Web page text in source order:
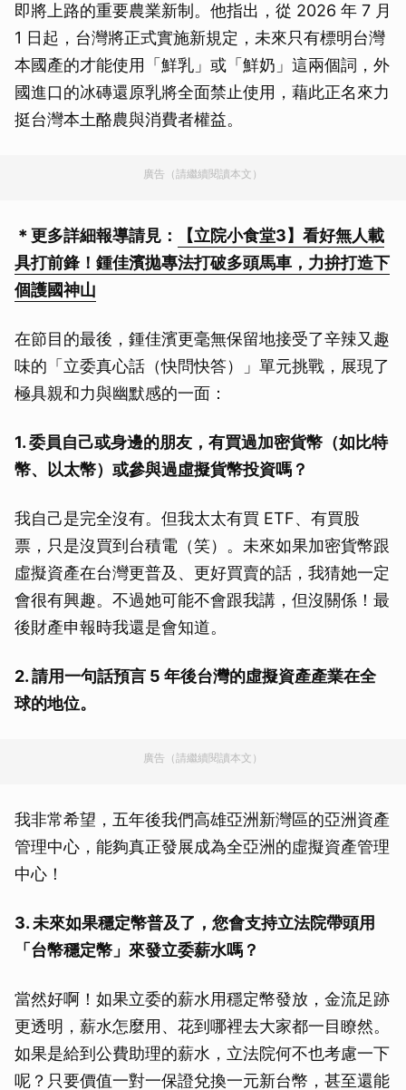
即將上路的重要農業新制。他指出，從 2026 年 7 月
1 日起，台灣將正式實施新規定，未來只有標明台灣
本國產的才能使用「鮮乳」或「鮮奶」這兩個詞，外
國進口的冰磚還原乳將全面禁止使用，藉此正名來力
挺台灣本土酪農與消費者權益。
廣告（請繼續閱讀本文）
＊更多詳細報導請見：
【立院小食堂3】看好無人載
具打前鋒！鍾佳濱拋專法打破多頭馬車，力拚打造下
個護國神山
在節目的最後，鍾佳濱更毫無保留地接受了辛辣又趣
味的「立委真心話（快問快答）」單元挑戰，展現了
極具親和力與幽默感的一面：
1. 委員自己或身邊的朋友，有買過加密貨幣（如比特
幣、以太幣）或參與過虛擬貨幣投資嗎？
我自己是完全沒有。但我太太有買 ETF、有買股
票，只是沒買到台積電（笑）。未來如果加密貨幣跟
虛擬資產在台灣更普及、更好買賣的話，我猜她一定
會很有興趣。不過她可能不會跟我講，但沒關係！最
後財產申報時我還是會知道。
2. 請用一句話預言 5 年後台灣的虛擬資產產業在全
球的地位。
廣告（請繼續閱讀本文）
我非常希望，五年後我們高雄亞洲新灣區的亞洲資產
管理中心，能夠真正發展成為全亞洲的虛擬資產管理
中心！
3. 未來如果穩定幣普及了，您會支持立法院帶頭用
「台幣穩定幣」來發立委薪水嗎？
當然好啊！如果立委的薪水用穩定幣發放，金流足跡
更透明，薪水怎麼用、花到哪裡去大家都一目瞭然。
如果是給到公費助理的薪水，立法院何不也考慮一下
呢？只要價值一對一保證兌換一元新台幣，甚至還能